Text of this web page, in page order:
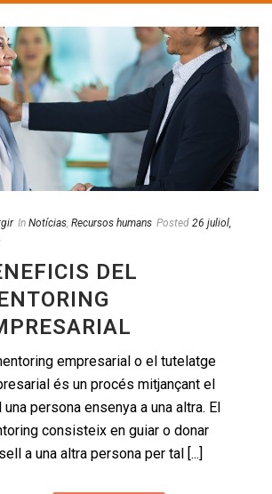
In Notícias Recursos humans Posted 26 juliol,
DEL
empresarial o el tutelatge
és un procés mitjançant el
una persona ensenya a una altra. El
consisteix en guiar o donar
a una altra persona per tal [...]